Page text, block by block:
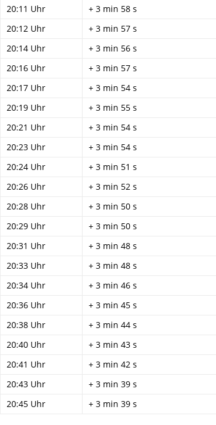
20:11 Uhr
+ 3 min 58 s
20:12 Uhr
+ 3 min 57 s
20:14 Uhr
+ 3 min 56 s
20:16 Uhr
+ 3 min 57 s
20:17 Uhr
+ 3 min 54 s
20:19 Uhr
+ 3 min 55 s
20:21 Uhr
+ 3 min 54 s
20:23 Uhr
+ 3 min 54 s
20:24 Uhr
+ 3 min 51 s
20:26 Uhr
+ 3 min 52 s
20:28 Uhr
+ 3 min 50 s
20:29 Uhr
+ 3 min 50 s
20:31 Uhr
+ 3 min 48 s
20:33 Uhr
+ 3 min 48 s
20:34 Uhr
+ 3 min 46 s
20:36 Uhr
+ 3 min 45 s
20:38 Uhr
+ 3 min 44 s
20:40 Uhr
+ 3 min 43 s
20:41 Uhr
+ 3 min 42 s
20:43 Uhr
+ 3 min 39 s
20:45 Uhr + 3 min 39 s